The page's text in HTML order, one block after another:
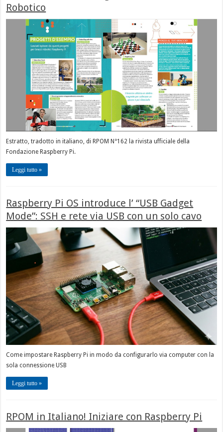
Robotico
Estratto, tradotto in italiano, di RPOM N°162 la rivista ufficiale della
Fondazione Raspberry Pi.
Leggi tutto »
Raspberry Pi OS introduce l’ “USB Gadget
Mode”: SSH e rete via USB con un solo cavo
Come impostare Raspberry Pi in modo da configurarlo via computer con la
sola connessione USB
Leggi tutto »
RPOM in Italiano! Iniziare con Raspberry Pi